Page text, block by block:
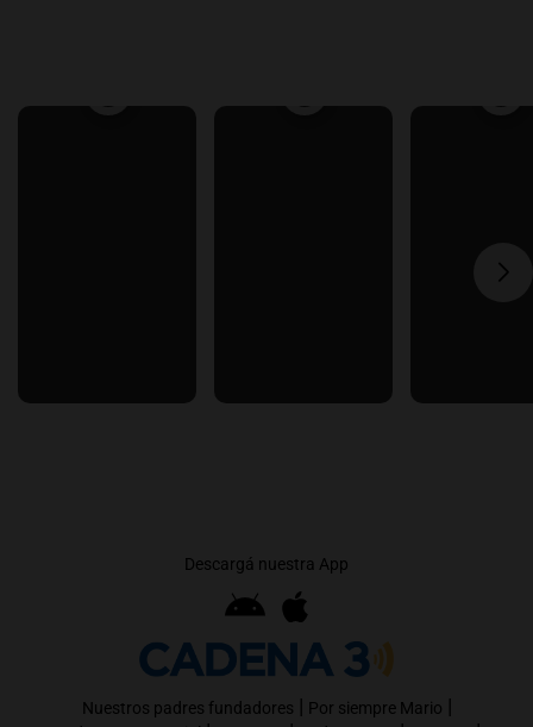
Descargá nuestra App
Nuestros padres fundadores | Por siempre Mario |